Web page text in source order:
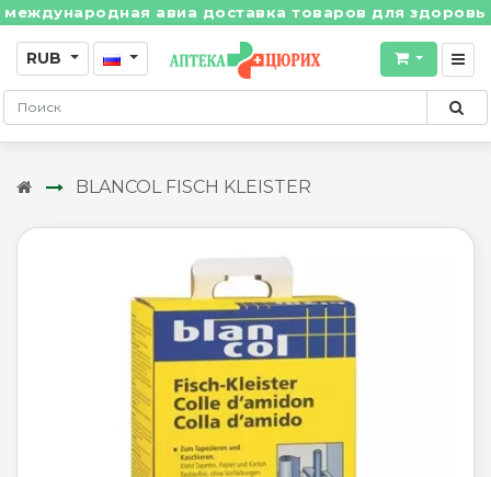
авиа доставка товаров для здоровья
RUB
BLANCOL FISCH KLEISTER